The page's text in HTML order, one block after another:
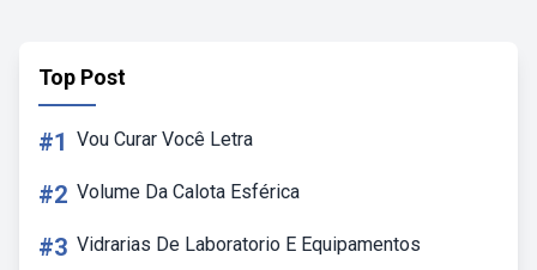
Top Post
#1 Vou Curar Você Letra
#2 Volume Da Calota Esférica
#3 Vidrarias De Laboratorio E Equipamentos